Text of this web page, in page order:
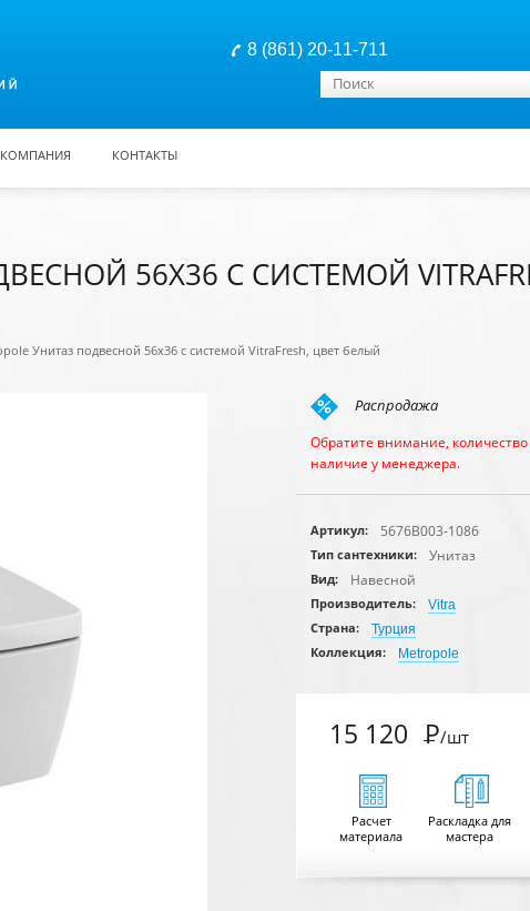
8 (861) 20-11-711
Форма поиска
Поиск
КОМПАНИЯ КОНТАКТЫ
56Х36 С СИСТЕМОЙ
Унитаз подвесной 56х36 с системой VitraFresh, цвет белый
Распродажа
Обратите внимание,
наличие у менеджера.
Артикул: 5676B003-1086
Тип сантехники: Унитаз
Вид: Навесной
Производитель:
Vitra
Страна:
Турция
Коллекция:
Metropole
15 120 Р/шт
Расчет
материала
Раскладка для
мастера